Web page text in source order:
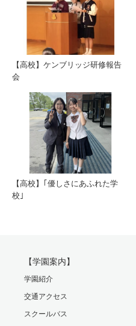
【高校】ケンブリッジ研修報告
会
【高校】｢優しさにあふれた学
校｣
【学園案内】
学園紹介
交通アクセス
スクールバス